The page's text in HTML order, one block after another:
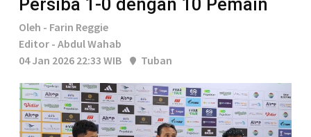
Persiba 1-0 dengan 10 Pemain
Oleh - Farin Reggie
Editor - Abdul Wahab
04 Jan 2026 22:33 WIB
Tuban